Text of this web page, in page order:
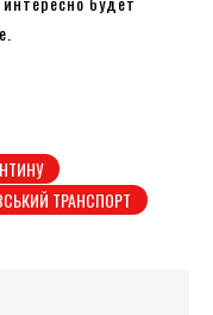
ТРАНСПОРТ